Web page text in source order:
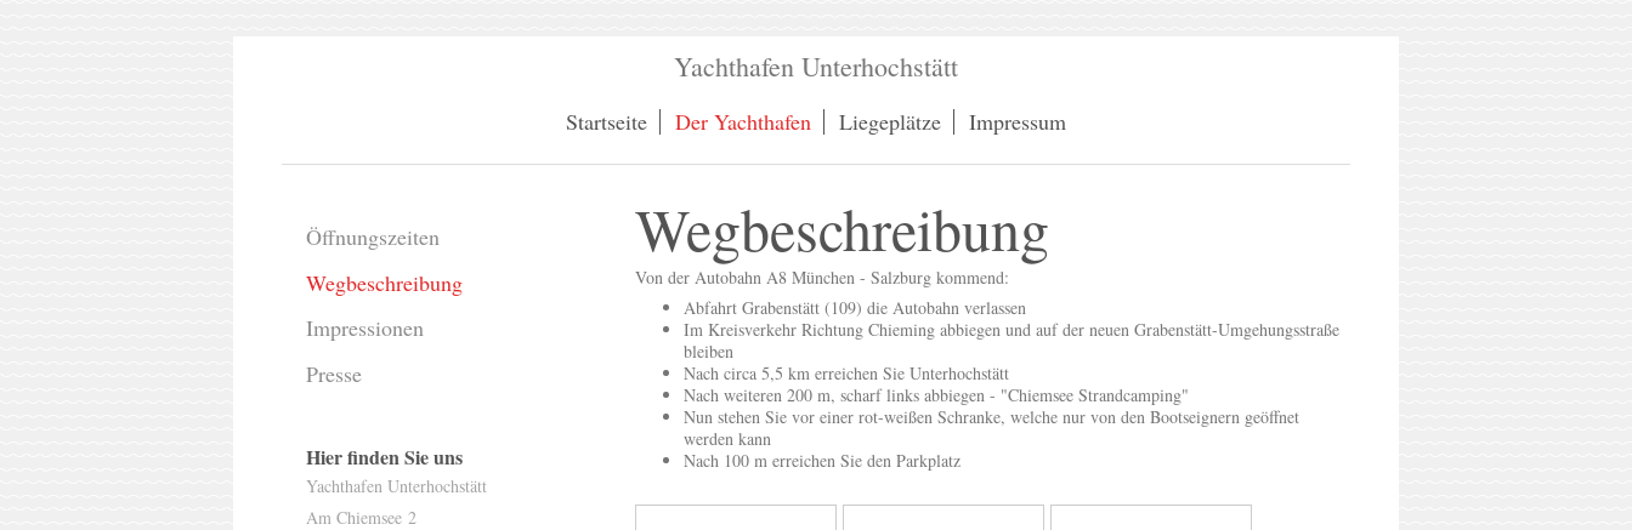
Yachthafen Unterhochstätt
Startseite Der Yachthafen Liegeplätze Impressum
Wegbeschreibung
Von der Autobahn A8 München - Salzburg kommend:
Abfahrt Grabenstätt (109) die Autobahn verlassen
Im Kreisverkehr Richtung Chieming abbiegen und auf der neuen Grabenstätt-Umgehungsstraße
bleiben
Nach circa 5,5 km erreichen Sie Unterhochstätt
Nach weiteren 200 m, scharf links abbiegen - "Chiemsee Strandcamping"
Nun stehen Sie vor einer rot-weißen Schranke, welche nur von den Bootseignern geöffnet
werden kann
Nach 100 m erreichen Sie den Parkplatz
Öffnungszeiten
Wegbeschreibung
Impressionen
Presse
Hier finden Sie uns
Yachthafen Unterhochstätt
Am Chiemsee 2